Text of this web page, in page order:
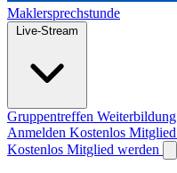
Maklersprechstunde
Live-Stream
Gruppentreffen Weiterbildung
Anmelden Kostenlos
Kostenlos Mitglied werden